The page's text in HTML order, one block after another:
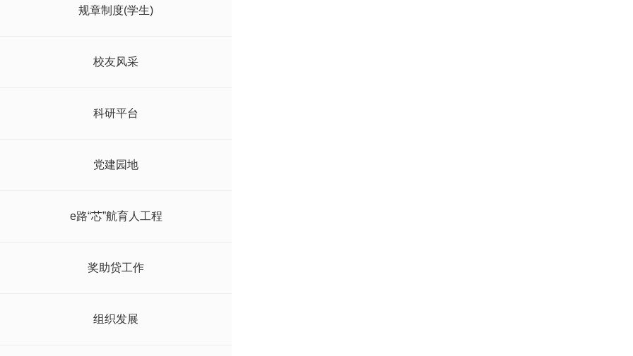
规章制度(学生)
校友风采
科研平台
党建园地
e路“芯”航育人工程
奖助贷工作
组织发展